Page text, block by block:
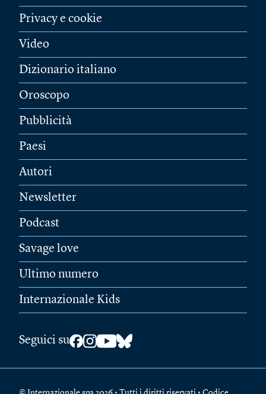
Privacy e cookie
Video
Dizionario italiano
Oroscopo
Pubblicità
Paesi
Autori
Newsletter
Podcast
Savage love
Ultimo numero
Internazionale Kids
Seguici su